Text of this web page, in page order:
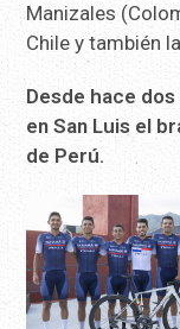
Manizales
Chile y también
Desde hace
en San Luis el
de Perú.